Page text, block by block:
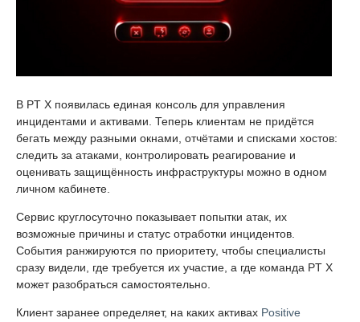
В PT X появилась единая консоль для управления
инцидентами и активами. Теперь клиентам не придётся
бегать между разными окнами, отчётами и списками хостов:
следить за атаками, контролировать реагирование и
оценивать защищённость инфраструктуры можно в одном
личном кабинете.
Сервис круглосуточно показывает попытки атак, их
возможные причины и статус отработки инцидентов.
События ранжируются по приоритету, чтобы специалисты
сразу видели, где требуется их участие, а где команда PT X
может разобраться самостоятельно.
Клиент заранее определяет, на каких активах Positive